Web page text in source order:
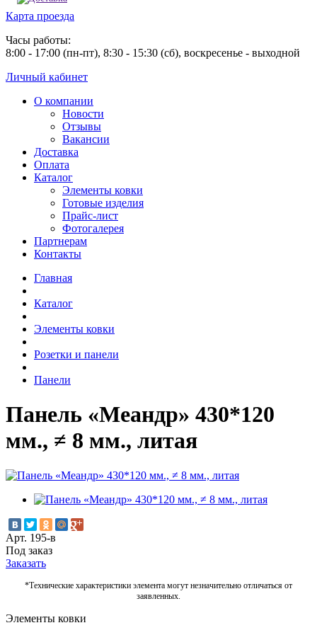
Карта проезда
Часы работы:
8:00 - 17:00 (пн-пт), 8:30 - 15:30 (сб), воскресенье - выходной
Личный кабинет
О компании
Новости
Отзывы
Вакансии
Доставка
Оплата
Каталог
Элементы ковки
Готовые изделия
Прайс-лист
Фотогалерея
Партнерам
Контакты
Главная
Каталог
Элементы ковки
Розетки и панели
Панели
Панель «Меандр» 430*120
мм., ≠ 8 мм., литая
Арт. 195-в
Под заказ
Заказать
*Технические характеристики элемента могут незначительно отличаться от
заявленных.
Элементы ковки